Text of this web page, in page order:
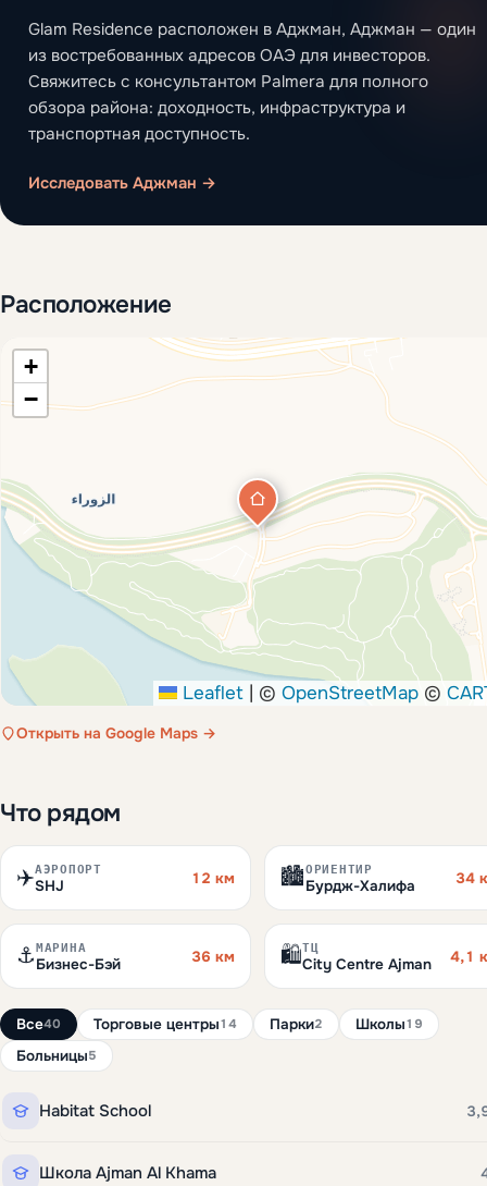
Glam Residence расположен в Аджман, Аджман — один
из востребованных адресов ОАЭ для инвесторов.
Свяжитесь с консультантом Palmera для полного
обзора района: доходность, инфраструктура и
транспортная доступность.
Исследовать Аджман →
Расположение
+
−
Leaflet | © OpenStreetMap ©
Открыть на Google Maps →
Что рядом
✈️АЭРОПОРТ
SHJ 12 км 🏙️ОРИЕНТИР
Бурдж-Халифа 34
⚓ МАРИНА
Бизнес-Бэй 36 км 🛍️ТЦ
City Centre Ajman 4,1
Все40 Торговые центры14 Парки2 Школы19
Больницы5
Habitat School
Школа Ajman Al Khama